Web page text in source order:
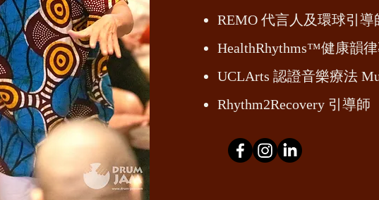
REMO 代言人及環球引導
HealthRhythms™健康韻
UCLArts 認證音樂療法
Rhythm2Recovery 引導師